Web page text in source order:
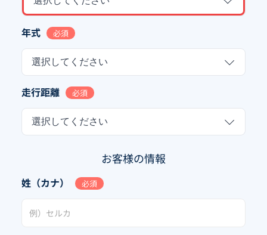
年式 必須
選択してください
走行距離 必須
選択してください
お客様の情報
姓（カナ） 必須